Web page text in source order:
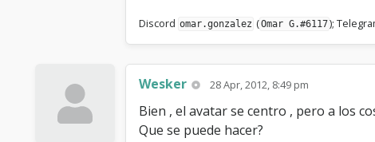
Discord omar.gonzalez (Omar G.#6117);
Wesker 28 Apr, 2012, 8:49 pm
Bien , el avatar se centro , pero a los
Que se puede hacer?